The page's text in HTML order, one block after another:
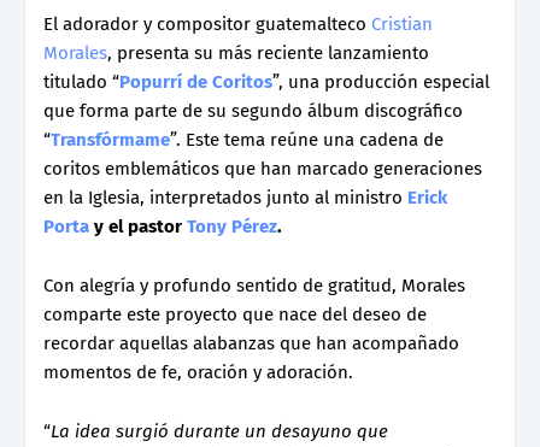
El adorador y compositor guatemalteco Cristian
Morales, presenta su más reciente lanzamiento
titulado “Popurrí de Coritos”, una producción especial
que forma parte de su segundo álbum discográfico
“Transfórmame”. Este tema reúne una cadena de
coritos emblemáticos que han marcado generaciones
en la Iglesia, interpretados junto al ministro Erick
Porta y el pastor Tony Pérez.
Con alegría y profundo sentido de gratitud, Morales
comparte este proyecto que nace del deseo de
recordar aquellas alabanzas que han acompañado
momentos de fe, oración y adoración.
“La idea surgió durante un desayuno que